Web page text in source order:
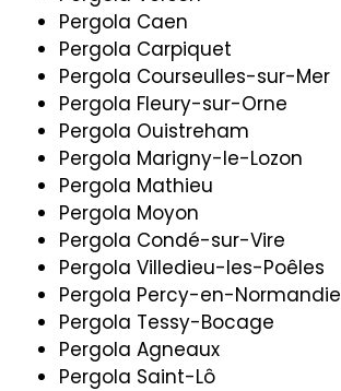
Pergola Caen
Pergola Carpiquet
Pergola Courseulles-sur-Mer
Pergola Fleury-sur-Orne
Pergola Ouistreham
Pergola Marigny-le-Lozon
Pergola Mathieu
Pergola Moyon
Pergola Condé-sur-Vire
Pergola Villedieu-les-Poêles
Pergola Percy-en-Normandie
Pergola Tessy-Bocage
Pergola Agneaux
Pergola Saint-Lô